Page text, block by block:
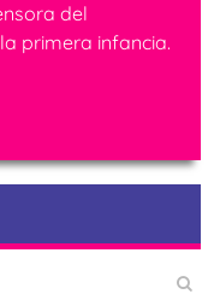
del
primera infancia.